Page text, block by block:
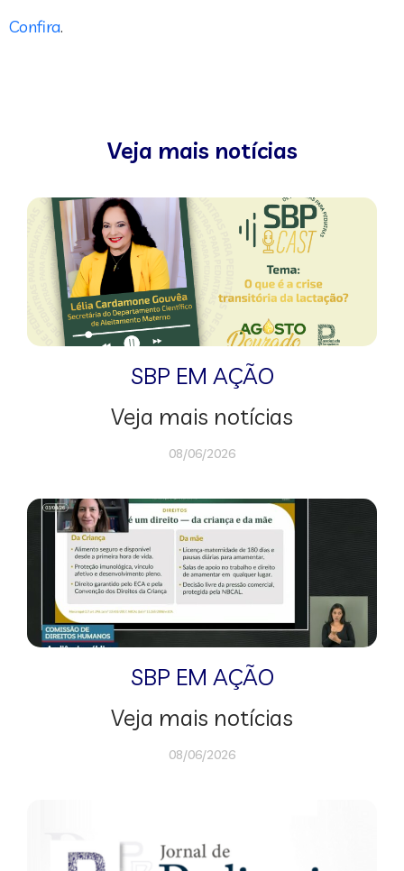
Confira.
Veja mais notícias
SBP EM AÇÃO
Veja mais notícias
08/06/2026
SBP EM AÇÃO
Veja mais notícias
08/06/2026